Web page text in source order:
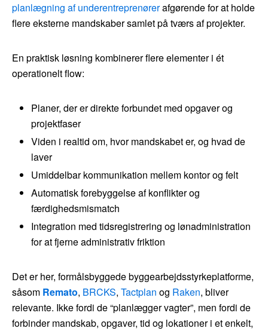
planlægning af underentreprenørerafgørende for at holde
flere eksterne mandskaber samlet på tværs af projekter.
En praktisk løsning kombinerer flere elementer i ét
operationelt flow:
Planer, der er direkte forbundet med opgaver og
projektfaser
Viden i realtid om, hvor mandskabet er, og hvad de
laver
Umiddelbar kommunikation mellem kontor og felt
Automatisk forebyggelse af konflikter og
færdighedsmismatch
Integration med tidsregistrering og lønadministration
for at fjerne administrativ friktion
Det er her, formålsbyggede byggearbejdsstyrkeplatforme,
såsom Remato, BRCKS, Tactplan og Raken, bliver
relevante. Ikke fordi de “planlægger vagter”, men fordi de
forbinder mandskab, opgaver, tid og lokationer i et enkelt,